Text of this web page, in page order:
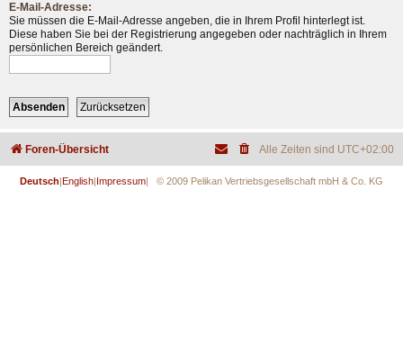
E-Mail-Adresse:
Sie müssen die E-Mail-Adresse angeben, die in Ihrem Profil hinterlegt ist.
Diese haben Sie bei der Registrierung angegeben oder nachträglich in Ihrem
persönlichen Bereich geändert.
Foren-Übersicht Alle Zeiten sind UTC+02:00
Deutsch English Impressum | © 2009 Pelikan Vertriebsgesellschaft mbH & Co. KG